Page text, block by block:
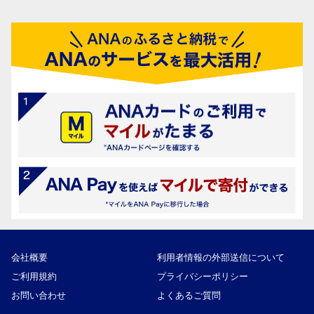
会社概要
利用者情報の外部送信について
ご利用規約
プライバシーポリシー
お問い合わせ
よくあるご質問